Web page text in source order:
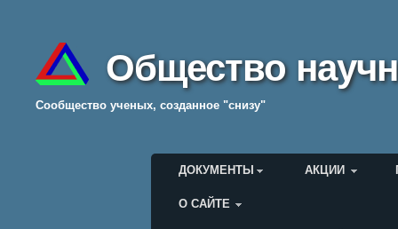
Общество
Cообщество ученых, созданное "снизу"
Главное меню
ДОКУМЕНТЫ АКЦИИ
О САЙТЕ